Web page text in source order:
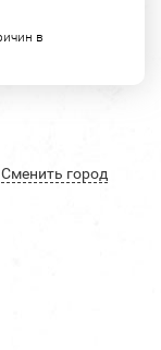
в
Cменить город